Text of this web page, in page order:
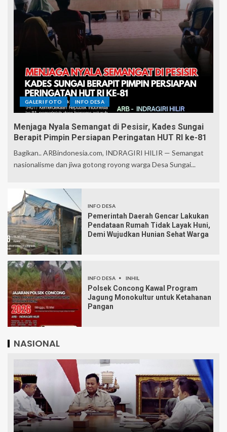
GALERI FOTO INFO DESA
Menjaga Nyala Semangat di Pesisir, Kades Sungai
Berapit Pimpin Persiapan Peringatan HUT RI ke-81
Bagikan.. ARBindonesia.com, INDRAGIRI HILIR — Semangat
nasionalisme dan jiwa gotong royong warga Desa Sungai...
INFO DESA
Pemerintah Daerah Gencar Lakukan
Pendataan Rumah Tidak Layak Huni,
Demi Wujudkan Hunian Sehat Warga
INFO DESA INHIL
Polsek Concong Kawal Program
Jagung Monokultur untuk Ketahanan
Pangan
NASIONAL